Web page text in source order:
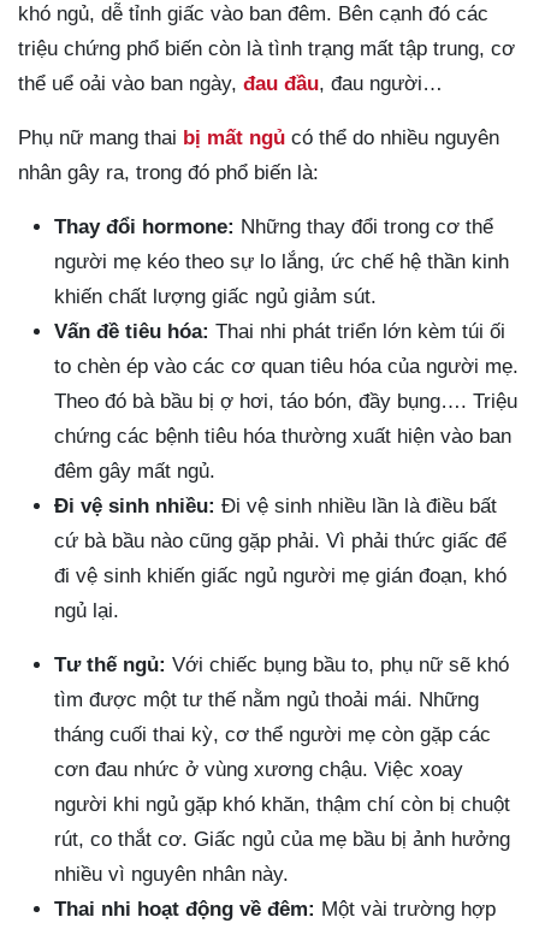
khó ngủ, dễ tỉnh giấc vào ban đêm. Bên cạnh đó các
triệu chứng phổ biến còn là tình trạng mất tập trung, cơ
thể uể oải vào ban ngày, đau đầu, đau người…
Phụ nữ mang thai bị mất ngủ có thể do nhiều nguyên
nhân gây ra, trong đó phổ biến là:
Thay đổi hormone: Những thay đổi trong cơ thể
người mẹ kéo theo sự lo lắng, ức chế hệ thần kinh
khiến chất lượng giấc ngủ giảm sút.
Vấn đề tiêu hóa: Thai nhi phát triển lớn kèm túi ối
to chèn ép vào các cơ quan tiêu hóa của người mẹ.
Theo đó bà bầu bị ợ hơi, táo bón, đầy bụng…. Triệu
chứng các bệnh tiêu hóa thường xuất hiện vào ban
đêm gây mất ngủ.
Đi vệ sinh nhiều: Đi vệ sinh nhiều lần là điều bất
cứ bà bầu nào cũng gặp phải. Vì phải thức giấc để
đi vệ sinh khiến giấc ngủ người mẹ gián đoạn, khó
ngủ lại.
Tư thế ngủ: Với chiếc bụng bầu to, phụ nữ sẽ khó
tìm được một tư thế nằm ngủ thoải mái. Những
tháng cuối thai kỳ, cơ thể người mẹ còn gặp các
cơn đau nhức ở vùng xương chậu. Việc xoay
người khi ngủ gặp khó khăn, thậm chí còn bị chuột
rút, co thắt cơ. Giấc ngủ của mẹ bầu bị ảnh hưởng
nhiều vì nguyên nhân này.
Thai nhi hoạt động về đêm: Một vài trường hợp